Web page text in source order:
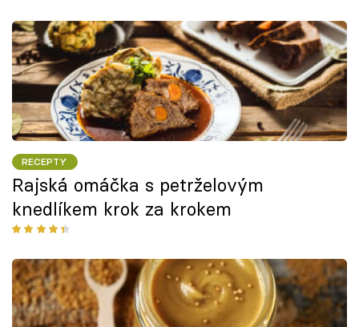
RECEPTY
Rajská omáčka s petrželovým
knedlíkem krok za krokem